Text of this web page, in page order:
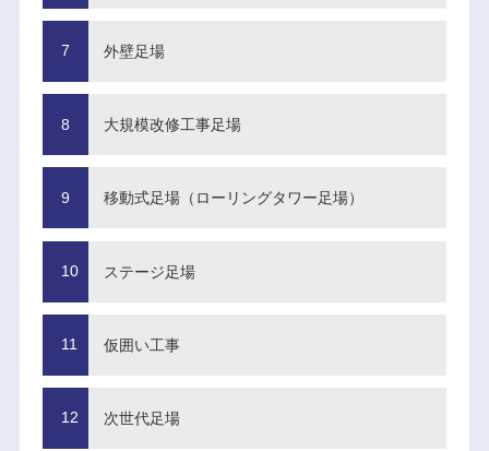
外壁足場
大規模改修工事足場
移動式足場（ローリングタワー足場）
ステージ足場
仮囲い工事
次世代足場